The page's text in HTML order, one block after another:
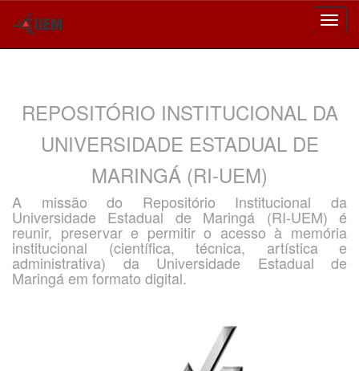
REPOSITÓRIO INSTITUCIONAL DA
UNIVERSIDADE ESTADUAL DE
MARINGÁ (RI-UEM)
A missão do Repositório Institucional da
Universidade Estadual de Maringá (RI-UEM) é
reunir, preservar e permitir o acesso à memória
institucional (científica, técnica, artística e
administrativa) da Universidade Estadual de
Maringá em formato digital.